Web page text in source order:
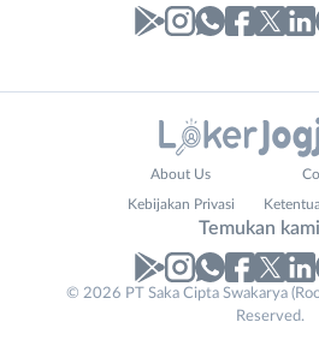
No. Telp /
About Us
Kebijakan Privasi
Temukan
© 2026 PT Saka Cipta Swakarya
Reserved.